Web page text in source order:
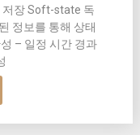
저장 Soft-state 독
정보를 통해 상태
– 일정 시간 경과